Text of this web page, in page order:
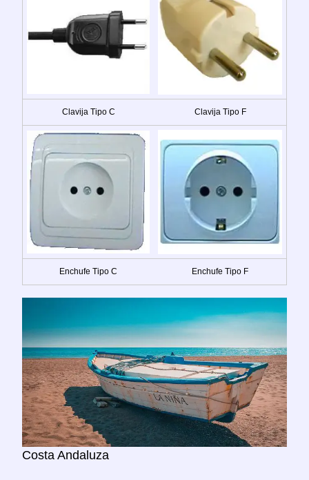
Clavija Tipo C Clavija Tipo F
Enchufe Tipo C Enchufe Tipo F
Costa Andaluza